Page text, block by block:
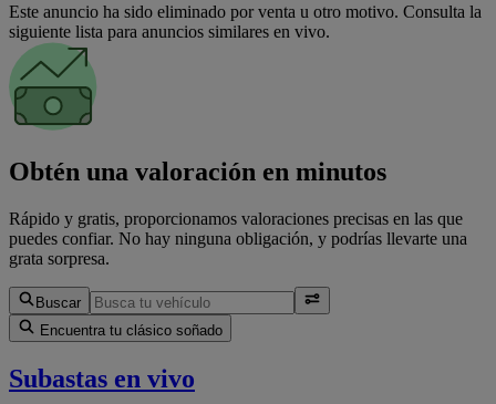
Este anuncio ha sido eliminado por venta u otro motivo. Consulta la
siguiente lista para anuncios similares en vivo.
Obtén una valoración en minutos
Rápido y gratis, proporcionamos valoraciones precisas en las que
puedes confiar. No hay ninguna obligación, y podrías llevarte una
grata sorpresa.
Buscar
Encuentra tu clásico soñado
Subastas en vivo